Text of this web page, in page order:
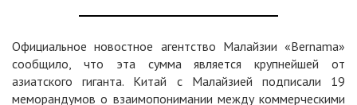
Официальное новостное агентство Малайзии «Bernama»
сообщило, что эта сумма является крупнейшей от
азиатского гиганта. Китай с Малайзией подписали 19
меморандумов о взаимопонимании между коммерческими